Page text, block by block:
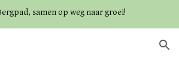
samen op weg naar groei!